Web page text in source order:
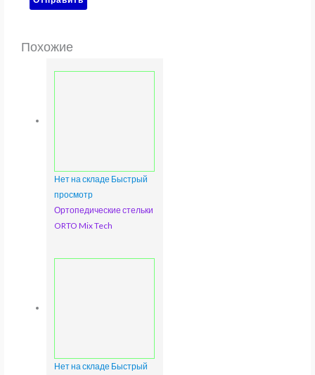
Похожие
Нет на складе Быстрый
просмотр
Ортопедические стельки
ORTO Mix Tech
Нет на складе Быстрый